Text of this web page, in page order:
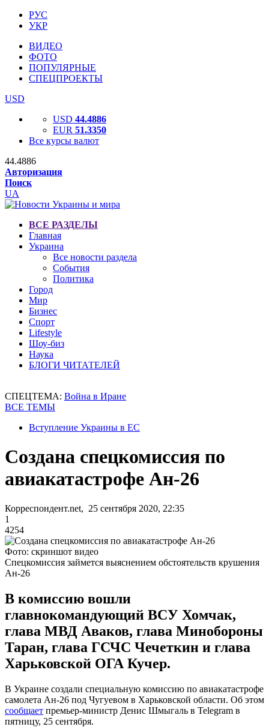
РУС
УКР
ВИДЕО
ФОТО
ПОПУЛЯРНЫЕ
СПЕЦПРОЕКТЫ
USD
USD 44.4886
EUR 51.3350
Все курсы валют
44.4886
Авторизация
Поиск
UA
ВСЕ РАЗДЕЛЫ
Главная
Украина
Все новости раздела
События
Политика
Город
Мир
Бизнес
Спорт
Lifestyle
Шоу-биз
Наука
БЛОГИ ЧИТАТЕЛЕЙ
СПЕЦТЕМА: Война в Иране
ВСЕ ТЕМЫ
Вступление Украины в ЕС
Создана спецкомиссия по
авиакатастрофе Ан-26
Корреспондент.net, 25 сентября 2020, 22:35
1
4254
Фото: скриншот видео
Спецкомиссия займется выяснением обстоятельств крушения
Ан-26
В комиссию вошли
главнокомандующий ВСУ Хомчак,
глава МВД Аваков, глава Минобороны
Таран, глава ГСЧС Чечеткин и глава
Харьковской ОГА Кучер.
В Украине создали специальную комиссию по авиакатастрофе
самолета Ан-26 под Чугуевом в Харьковской области. Об этом
сообщает премьер-министр Денис Шмыгаль в Telegram в
пятницу, 25 сентября.